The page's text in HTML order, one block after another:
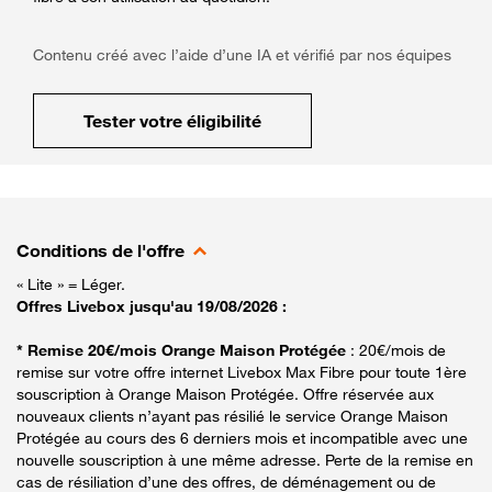
Contenu créé avec l’aide d’une IA et vérifié par nos équipes
Tester votre éligibilité
Conditions de l'offre
« Lite » = Léger.
Offres Livebox jusqu'au 19/08/2026 :
* Remise 20€/mois Orange Maison Protégée : 20€/mois de
remise sur votre offre internet Livebox Max Fibre pour toute 1ère
souscription à Orange Maison Protégée. Offre réservée aux
nouveaux clients n’ayant pas résilié le service Orange Maison
Protégée au cours des 6 derniers mois et incompatible avec une
nouvelle souscription à une même adresse. Perte de la remise en
cas de résiliation d’une des offres, de déménagement ou de